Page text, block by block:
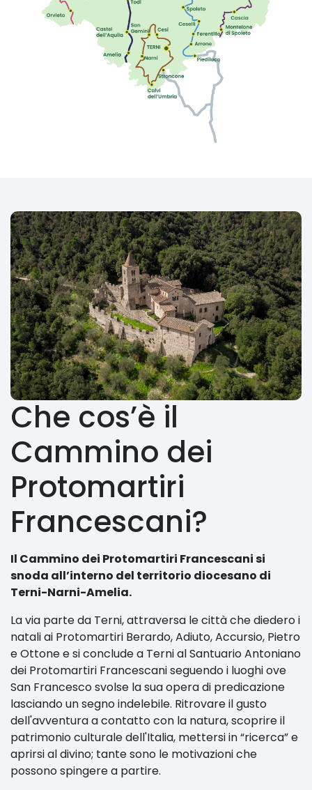
Che cos’è il
Cammino dei
Protomartiri
Francescani?
Il Cammino dei Protomartiri Francescani si
snoda all’interno del territorio diocesano di
Terni-Narni-Amelia.
La via parte da Terni, attraversa le città che diedero i
natali ai Protomartiri Berardo, Adiuto, Accursio, Pietro
e Ottone e si conclude a Terni al Santuario Antoniano
dei Protomartiri Francescani seguendo i luoghi ove
San Francesco svolse la sua opera di predicazione
lasciando un segno indelebile. Ritrovare il gusto
dell'avventura a contatto con la natura, scoprire il
patrimonio culturale dell'Italia, mettersi in “ricerca” e
aprirsi al divino; tante sono le motivazioni che
possono spingere a partire.